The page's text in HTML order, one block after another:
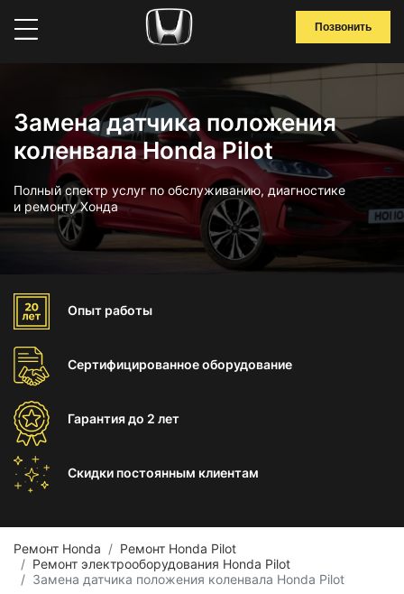
Позвонить
Замена датчика положения
коленвала Honda Pilot
Полный спектр услуг по обслуживанию, диагностике
и ремонту Хонда
Опыт работы
Сертифицированноеоборудование
Гарантиядо 2 лет
Скидки постоянным клиентам
Ремонт Honda
Ремонт Honda Pilot
Ремонт электрооборудования Honda Pilot
Замена датчика положения коленвала Honda Pilot